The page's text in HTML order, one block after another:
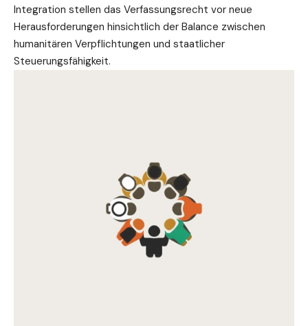
Integration stellen das Verfassungsrecht vor neue
Herausforderungen hinsichtlich der Balance zwischen
humanitären Verpflichtungen und staatlicher
Steuerungsfähigkeit.